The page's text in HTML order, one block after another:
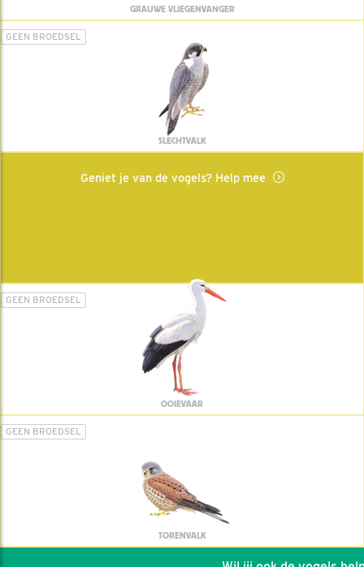
GRAUWE VLIEGENVANGER
GEEN BROEDSEL
SLECHTVALK
Geniet je van de vogels? Help mee
GEEN BROEDSEL
OOIEVAAR
GEEN BROEDSEL
TORENVALK